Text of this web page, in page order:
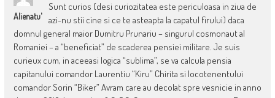
Alienatu'
Sunt curios (desi curiozitatea este periculoasa in ziua de
azi-nu stii cine si ce te asteapta la capatul firului) daca
domnul general maior Dumitru Prunariu – singurul cosmonaut al
Romaniei – a “beneficiat” de scaderea pensiei militare. Je suis
curieux cum, in aceeasi logica “sublima”, se va calcula pensia
capitanului comandor Laurentiu “Kiru” Chirita si locotenentului
comandor Sorin “Biker” Avram care au decolat spre vesnicie in anno